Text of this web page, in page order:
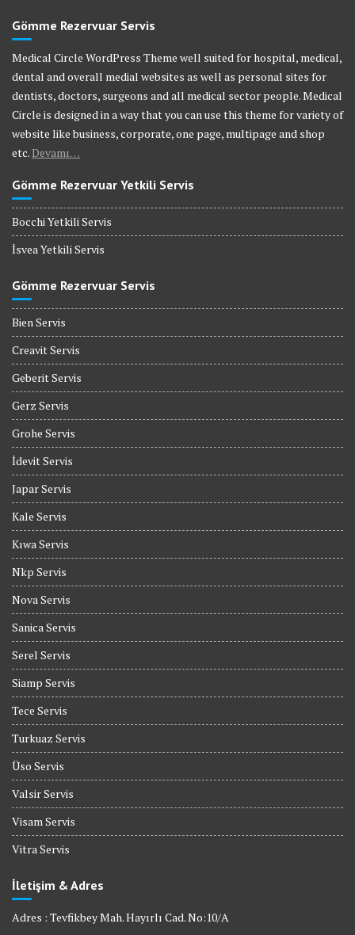
Gömme Rezervuar Servis
Medical Circle WordPress Theme well suited for hospital, medical,
dental and overall medial websites as well as personal sites for
dentists, doctors, surgeons and all medical sector people. Medical
Circle is designed in a way that you can use this theme for variety of
website like business, corporate, one page, multipage and shop
etc. Devamı…
Gömme Rezervuar Yetkili Servis
Bocchi Yetkili Servis
İsvea Yetkili Servis
Gömme Rezervuar Servis
Bien Servis
Creavit Servis
Geberit Servis
Gerz Servis
Grohe Servis
İdevit Servis
Japar Servis
Kale Servis
Kıwa Servis
Nkp Servis
Nova Servis
Sanica Servis
Serel Servis
Siamp Servis
Tece Servis
Turkuaz Servis
Üso Servis
Valsir Servis
Visam Servis
Vitra Servis
İletişim & Adres
Adres : Tevfikbey Mah. Hayırlı Cad. No:10/A